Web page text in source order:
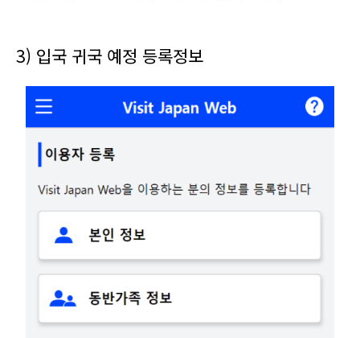
3) 입국 귀국 예정 등록정보